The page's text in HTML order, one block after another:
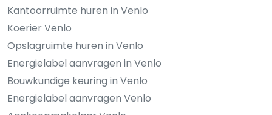
Kantoorruimte huren in Venlo
Koerier Venlo
Opslagruimte huren in Venlo
Energielabel aanvragen in Venlo
Bouwkundige keuring in Venlo
Energielabel aanvragen Venlo